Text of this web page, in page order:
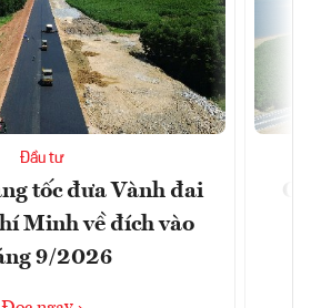
Đầu tư
tốc đưa Vành đai
Minh về đích vào
9/2026